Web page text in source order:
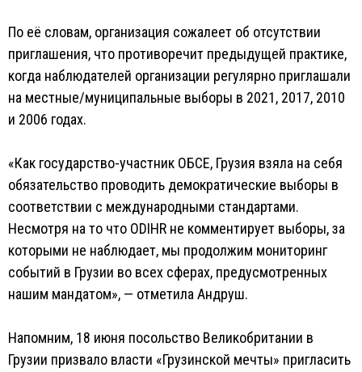
По её словам, организация сожалеет об отсутствии
приглашения, что противоречит предыдущей практике,
когда наблюдателей организации регулярно приглашали
на местные/муниципальные выборы в 2021, 2017, 2010
и 2006 годах.
«Как государство-участник ОБСЕ, Грузия взяла на себя
обязательство проводить демократические выборы в
соответствии с международными стандартами.
Несмотря на то что ODIHR не комментирует выборы, за
которыми не наблюдает, мы продолжим мониторинг
событий в Грузии во всех сферах, предусмотренных
нашим мандатом», — отметила Андруш.
Напомним, 18 июня посольство Великобритании в
Грузии призвало власти «Грузинской мечты» пригласить